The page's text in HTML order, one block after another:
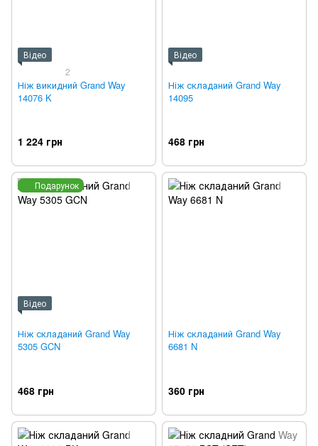
Відео
2
Ніж викидний Grand Way
14076 K
1 224 грн
Відео
Ніж складаний Grand Way
14095
468 грн
Подарунок
Відео
Ніж складаний Grand Way
5305 GCN
468 грн
Ніж складаний Grand Way
6681 N
360 грн